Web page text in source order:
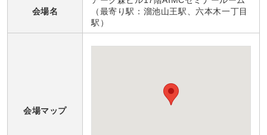
会場名
（最寄り駅：溜池山王駅、六本木一丁目
駅）
会場マップ